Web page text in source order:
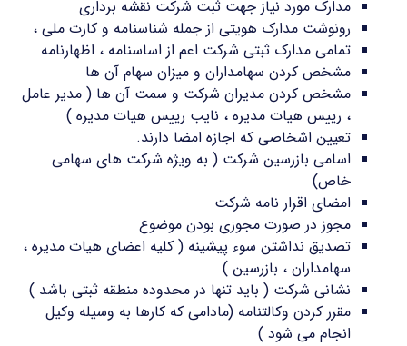
مدارک مورد نیاز جهت ثبت شرکت نقشه برداری
رونوشت مدارک هویتی از جمله شناسنامه و کارت ملی ،
تمامی مدارک ثبتی شرکت اعم از اساسنامه ، اظهارنامه
مشخص کردن سهامداران و میزان سهام آن ها
مشخص کردن مدیران شرکت و سمت آن ها ( مدیر عامل
، رییس هیات مدیره ، نایب رییس هیات مدیره )
تعیین اشخاصی که اجازه امضا دارند.
اسامی بازرسین شرکت ( به ویژه شرکت های سهامی
خاص)
امضای اقرار نامه شرکت
مجوز در صورت مجوزی بودن موضوع
تصدیق نداشتن سوء پیشینه ( کلیه اعضای هیات مدیره ،
سهامداران ، بازرسین )
نشانی شرکت ( باید تنها در محدوده منطقه ثبتی باشد )
مقرر کردن وکالتنامه (مادامی که کارها به وسیله وکیل
انجام می شود )